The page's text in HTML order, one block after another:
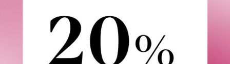
parfymen et ekte objekt for begjær.
En forførende krydret blomsterduft:
Opplev den olfaktive uttrykkelsen av en uimotståelig